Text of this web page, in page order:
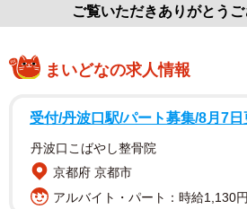
ご覧いただきありがとうご
まいどなの求人情報
受付/丹波口駅/パート募集/8月7日
丹波口こばやし整骨院
京都府 京都市
アルバイト・パート：時給1,130